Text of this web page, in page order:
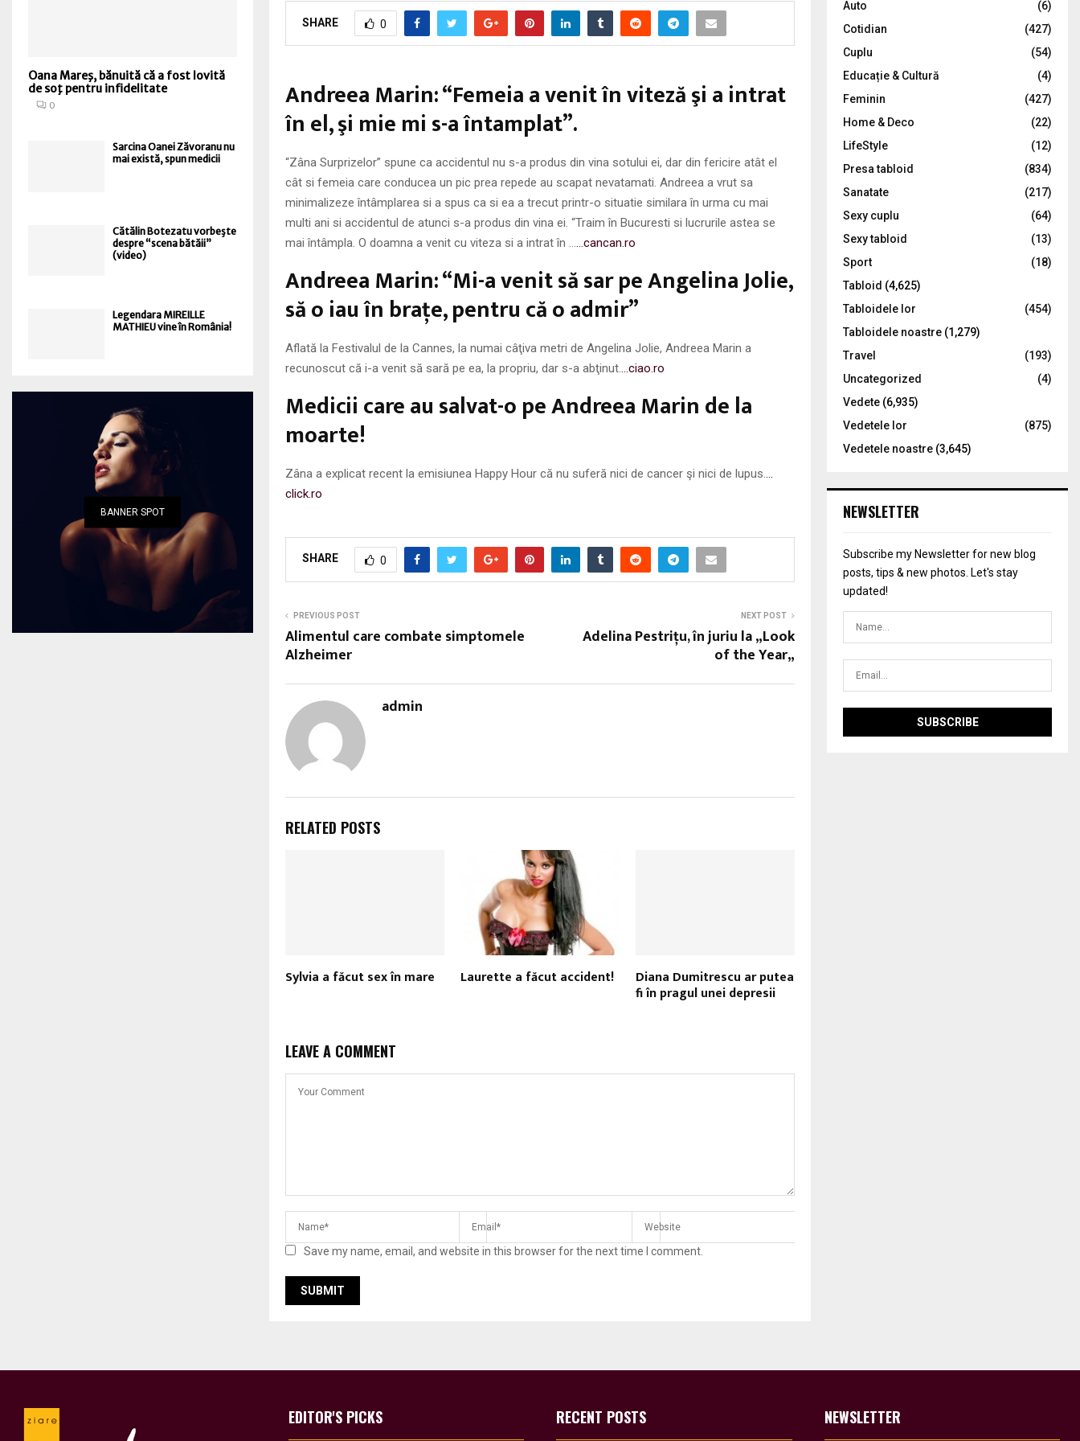
SHARE 0
Andreea Marin: “Femeia a venit în viteză şi a intrat
în el, şi mie mi s-a întamplat”.
“Zâna Surprizelor” spune ca accidentul nu s-a produs din vina sotului ei, dar din fericire atât el
cât si femeia care conducea un pic prea repede au scapat nevatamati. Andreea a vrut sa
minimalizeze întâmplarea si a spus ca si ea a trecut printr-o situatie similara în urma cu mai
multi ani si accidentul de atunci s-a produs din vina ei. “Traim în Bucuresti si lucrurile astea se
mai întâmpla. O doamna a venit cu viteza si a intrat în …
…cancan.ro
Andreea Marin: “Mi-a venit să sar pe Angelina Jolie,
să o iau în braţe, pentru că o admir”
Aflată la Festivalul de la Cannes, la numai câţiva metri de Angelina Jolie, Andreea Marin a
recunoscut că i-a venit să sară pe ea, la propriu, dar s-a abţinut.
…ciao.ro
Medicii care au salvat-o pe Andreea Marin de la
moarte!
Zâna a explicat recent la emisiunea Happy Hour că nu suferă nici de cancer şi nici de lupus.
click.ro
SHARE 0
PREVIOUS POST
Alimentul care combate simptomele
Alzheimer
NEXT POST
Adelina Pestriţu, în juriu la „Look
of the Year„
admin
RELATED POSTS
Sylvia a făcut sex în mare Laurette a făcut accident! Diana Dumitrescu ar putea
fi în pragul unei depresii
LEAVE A COMMENT
Save my name, email, and website in this browser for the next time I comment.
Oana Mareş, bănuită că a fost lovită
de soţ pentru infidelitate
0
Sarcina Oanei Zăvoranu nu
mai există, spun medicii
Cătălin Botezatu vorbeşte
despre “scena bătăii”
(video)
Legendara MIREILLE
MATHIEU vine în România!
BANNER SPOT
:
C
Auto
(6)
Cotidian
(427)
Cuplu
(54)
Educație & Cultură
(4)
Feminin
(427)
Home & Deco
(22)
LifeStyle
(12)
Presa tabloid
(834)
Sanatate
(217)
Sexy cuplu
(64)
Sexy tabloid
(13)
Sport
(18)
Tabloid (4,625)
Tabloidele lor
(454)
Tabloidele noastre (1,279)
Travel
(193)
Uncategorized
(4)
Vedete (6,935)
Vedetele lor
(875)
Vedetele noastre (3,645)
NEWSLETTER
Subscribe my Newsletter for new blog
posts, tips & new photos. Let's stay
updated!
EDITOR'S PICKS RECENT POSTS NEWSLETTER